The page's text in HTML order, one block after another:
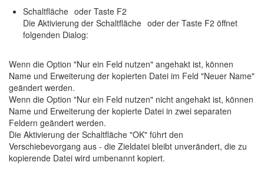
Schaltfläche oder Taste F2
Die Aktivierung der Schaltfläche oder der Taste F2 öffnet
folgenden Dialog:
Wenn die Option "Nur ein Feld nutzen" angehakt ist, können
Name und Erweiterung der kopierten Datei im Feld "Neuer Name"
geändert werden.
Wenn die Option "Nur ein Feld nutzen" nicht angehakt ist, können
Name und Erweiterung der kopierte Datei in zwei separaten
Feldern geändert werden.
Die Aktivierung der Schaltfläche "OK" führt den
Verschiebevorgang aus - die Zieldatei bleibt unverändert, die zu
kopierende Datei wird umbenannt kopiert.